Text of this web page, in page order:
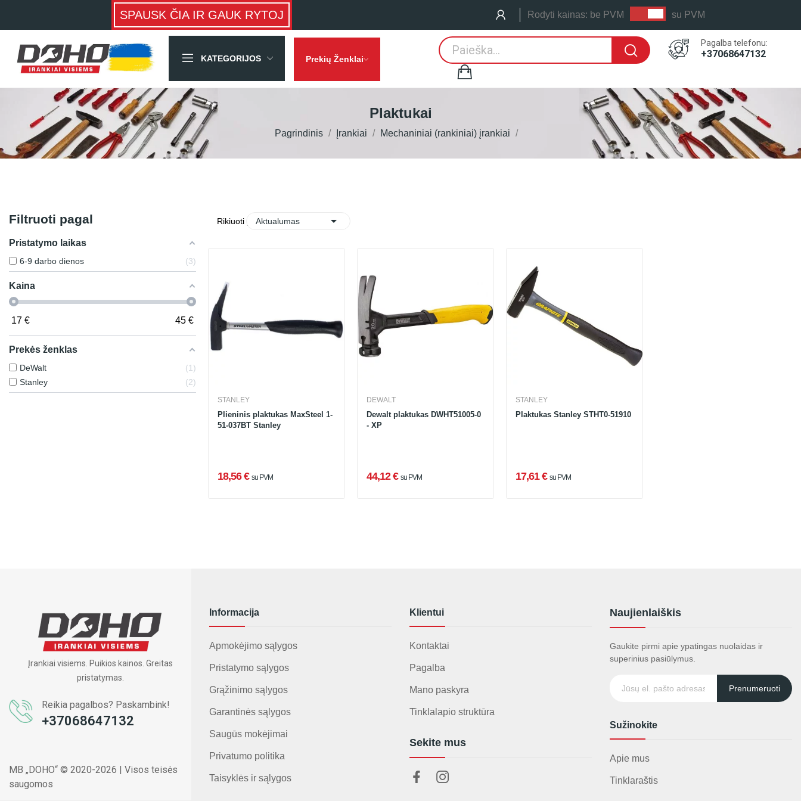
SPAUSK ČIA IR GAUK RYTOJ Rodyti kainas: be PVM su PVM
KATEGORIJOS Prekių Ženklai
Pagalba telefonu:
+37068647132
Plaktukai
Pagrindinis Įrankiai Mechaniniai (rankiniai) įrankiai
Filtruoti pagal
Pristatymo laikas
6-9 darbo dienos 3
Kaina
17 € 45€
Prekės ženklas
DeWalt
1
Stanley
2
Rikiuoti pagal:Aktualumas 
STANLEY
Plieninis plaktukas MaxSteel 1-
51-037BT Stanley
18,56 € su PVM
DEWALT
Dewalt plaktukas DWHT51005-0
- XP
44,12 € su PVM
STANLEY
Plaktukas Stanley STHT0-51910
17,61 € su PVM
Įrankiai visiems. Puikios kainos. Greitas
pristatymas.
Reikia pagalbos? Paskambink!
+37068647132
MB „DOHO“ © 2020-2026 | Visos teisės
saugomos
Informacija
Apmokėjimo sąlygos
Pristatymo sąlygos
Grąžinimo sąlygos
Garantinės sąlygos
Saugūs mokėjimai
Privatumo politika
Taisyklės ir sąlygos
Klientui
Kontaktai
Pagalba
Mano paskyra
Tinklalapio struktūra
Sekite mus
Naujienlaiškis
Gaukite pirmi apie ypatingas nuolaidas ir
superinius pasiūlymus.
Prenumeruoti
Sužinokite
Apie mus
Tinklaraštis